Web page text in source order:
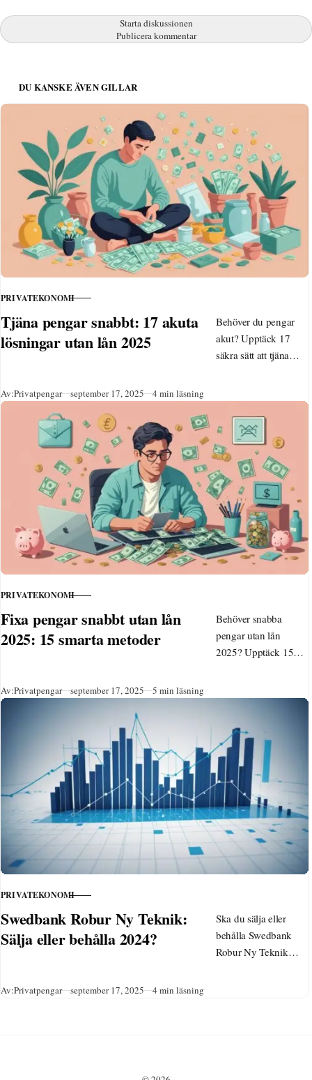
Starta diskussionen
Publicera kommentar
DU KANSKE ÄVEN GILLAR
KATEGORI
PRIVATEKONOMI
Tjäna pengar snabbt: 17 akuta
lösningar utan lån 2025
Behöver du pengar
akut? Upptäck 17
säkra sätt att tjäna
lösningar online och
hemifrån för oväntade
utgifter och
ekonomisk trygghet.
Av:Privatpengar Publicerad
september 17, 2025 4 min läsning
KATEGORI
PRIVATEKONOMI
Fixa pengar snabbt utan lån
2025: 15 smarta metoder
Behöver snabba
pengar utan lån
2025? Upptäck 15
försäljning, freelance,
lokala tjänster –
beprövade metoder
för snabba resultat.
Av:Privatpengar Publicerad
september 17, 2025 5 min läsning
KATEGORI
PRIVATEKONOMI
Swedbank Robur Ny Teknik:
Sälja eller behålla 2024?
Ska du sälja eller
behålla Swedbank
Robur Ny Teknik
Av:Privatpengar Publicerad
september 17, 2025 4 min läsning